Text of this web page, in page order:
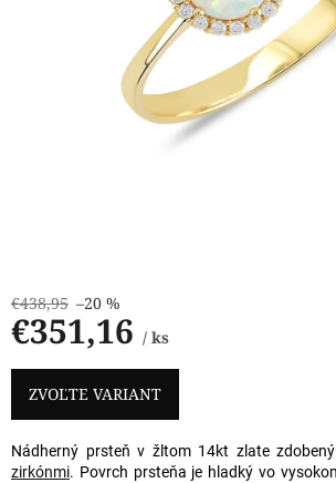
€438,95 –20 %
€351,16 / ks
Jednotková
cena:
ZVOĽTE VARIANT
Nádherný prsteň v žltom 14kt zlate
zirkónmi. Povrch prsteňa je hladký vo